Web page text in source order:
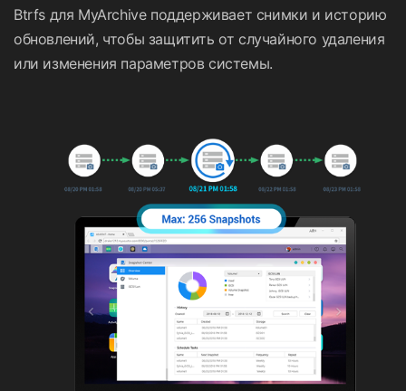
Btrfs для MyArchive поддерживает снимки и историю
обновлений, чтобы защитить от случайного удаления
или изменения параметров системы.